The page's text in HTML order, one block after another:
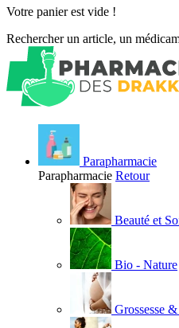
Votre panier est vide !
Rechercher un article, un
Parapharmacie
Parapharmacie Retour
Beauté et
Bio - Nature
Grossesse